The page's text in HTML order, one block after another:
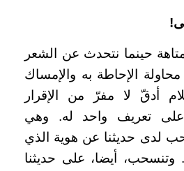
حينما نتحدث عن الشعر
محاولة الإحاطة به والإمساك
أدقّ لا مفرّ من الإقرار
على تعريف واحد له. وهي
لدى حديثنا عن هوية الذي
أيضا، على حديثنا